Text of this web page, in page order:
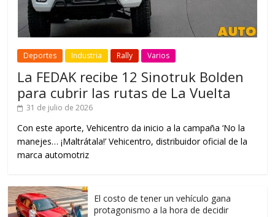
Deportes Industria Rally Varios
La FEDAK recibe 12 Sinotruk Bolden
para cubrir las rutas de La Vuelta
31 de julio de 2026
Con este aporte, Vehicentro da inicio a la campaña ‘No la
manejes… ¡Maltrátala!’ Vehicentro, distribuidor oficial de la
marca automotriz
El costo de tener un vehículo gana
protagonismo a la hora de decidir